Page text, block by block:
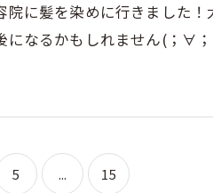
に髪を染めに行きました
になるかもしれません(；∀
5 ... 15